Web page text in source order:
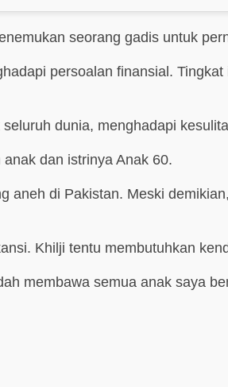
seorang gadis untuk
persoalan finansial.
dunia, menghadapi
dan istrinya Anak 60.
aneh di Pakistan. Meski
Khilji tentu membutuhkan
membawa semua anak saya